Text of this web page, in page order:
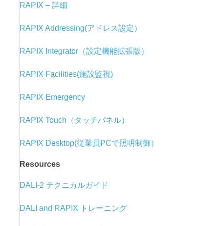
RAPIX – 詳細
RAPIX Addressing(アドレス設定）
RAPIX Integrator（設定機能拡張版）
RAPIX Facilities(施設監視)
RAPIX Emergency
RAPIX Touch（タッチパネル）
RAPIX Desktop(従業員PCで照明制御）
Resources
DALI-2 テクニカルガイド
DALI and RAPIX トレーニング